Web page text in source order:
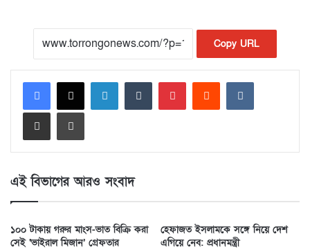
Copy URL
LinkedIn
এই বিভাগের আরও সংবাদ
১০০ টাকায় গরুর মাংস-ভাত বিক্রি করা
সেই ‘ভাইরাল মিজান’ গ্রেফতার
হেফাজত ইসলামকে সঙ্গে নিয়ে দেশ
এগিয়ে নেব: প্রধানমন্ত্রী